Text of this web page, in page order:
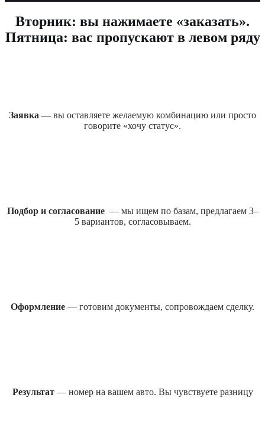
Вторник: вы нажимаете «заказать».
Пятница: вас пропускают в левом ряду
Заявка — вы оставляете желаемую комбинацию или просто
говорите «хочу статус».
Подбор и согласование — мы ищем по базам, предлагаем 3–
5 вариантов, согласовываем.
Оформление — готовим документы, сопровождаем сделку.
Результат— номер на вашем авто. Вы чувствуете разницу